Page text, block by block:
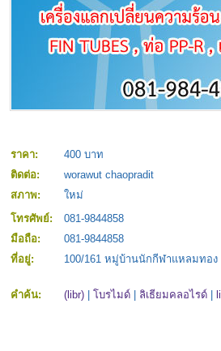
ราคา: 400 บาท
ติดต่อ:
worawut chaopradit
สภาพ:
ใหม่
โทรศัพย์:
081-9844858
มือถือ:
081-9844858
ที่อยู่:
100/161 หมู่บ้านนักกีฬาแหลมทอง
คำค้น: (libr) โบรไมด์ ลิเธียมคลอไรด์